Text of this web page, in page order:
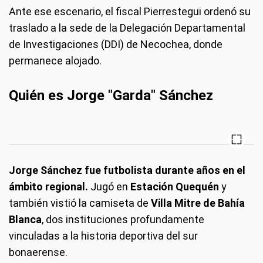
Ante ese escenario, el fiscal Pierrestegui ordenó su
traslado a la sede de la Delegación Departamental
de Investigaciones (DDI) de Necochea, donde
permanece alojado.
Quién es Jorge "Garda" Sánchez
Jorge Sánchez fue futbolista durante años en el
ámbito regional. Jugó en Estación Quequén y
también vistió la camiseta de Villa Mitre de Bahía
Blanca, dos instituciones profundamente
vinculadas a la historia deportiva del sur
bonaerense.